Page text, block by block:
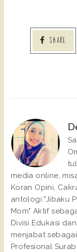
SHARE
media online,
Koran Opini,
antologi "Jibaku
Mom" Aktif
Divisi Edukasi
menjabat
Profesional